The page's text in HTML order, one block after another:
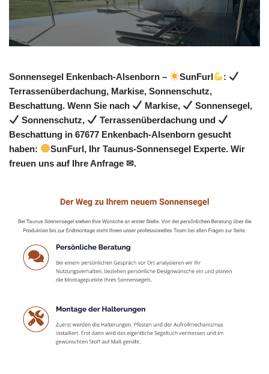
Sonnensegel Enkenbach-Alsenborn – SunFurl
:
Terrassenüberdachung, Markise, Sonnenschutz,
Beschattung. Wenn Sie nach
Markise,
Sonnensegel,
Sonnenschutz,
Terrassenüberdachung und
Beschattung in 67677 Enkenbach-Alsenborn gesucht
haben:
SunFurl, Ihr Taunus-Sonnensegel Experte. Wir
freuen uns auf Ihre Anfrage ✉.